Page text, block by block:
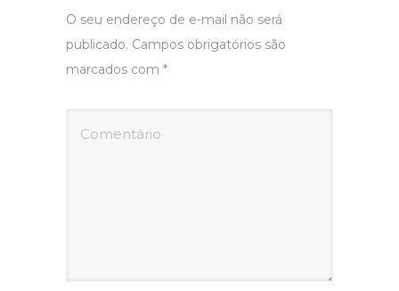
O seu endereço de e-mail não será
publicado. Campos obrigatórios são
marcados com *